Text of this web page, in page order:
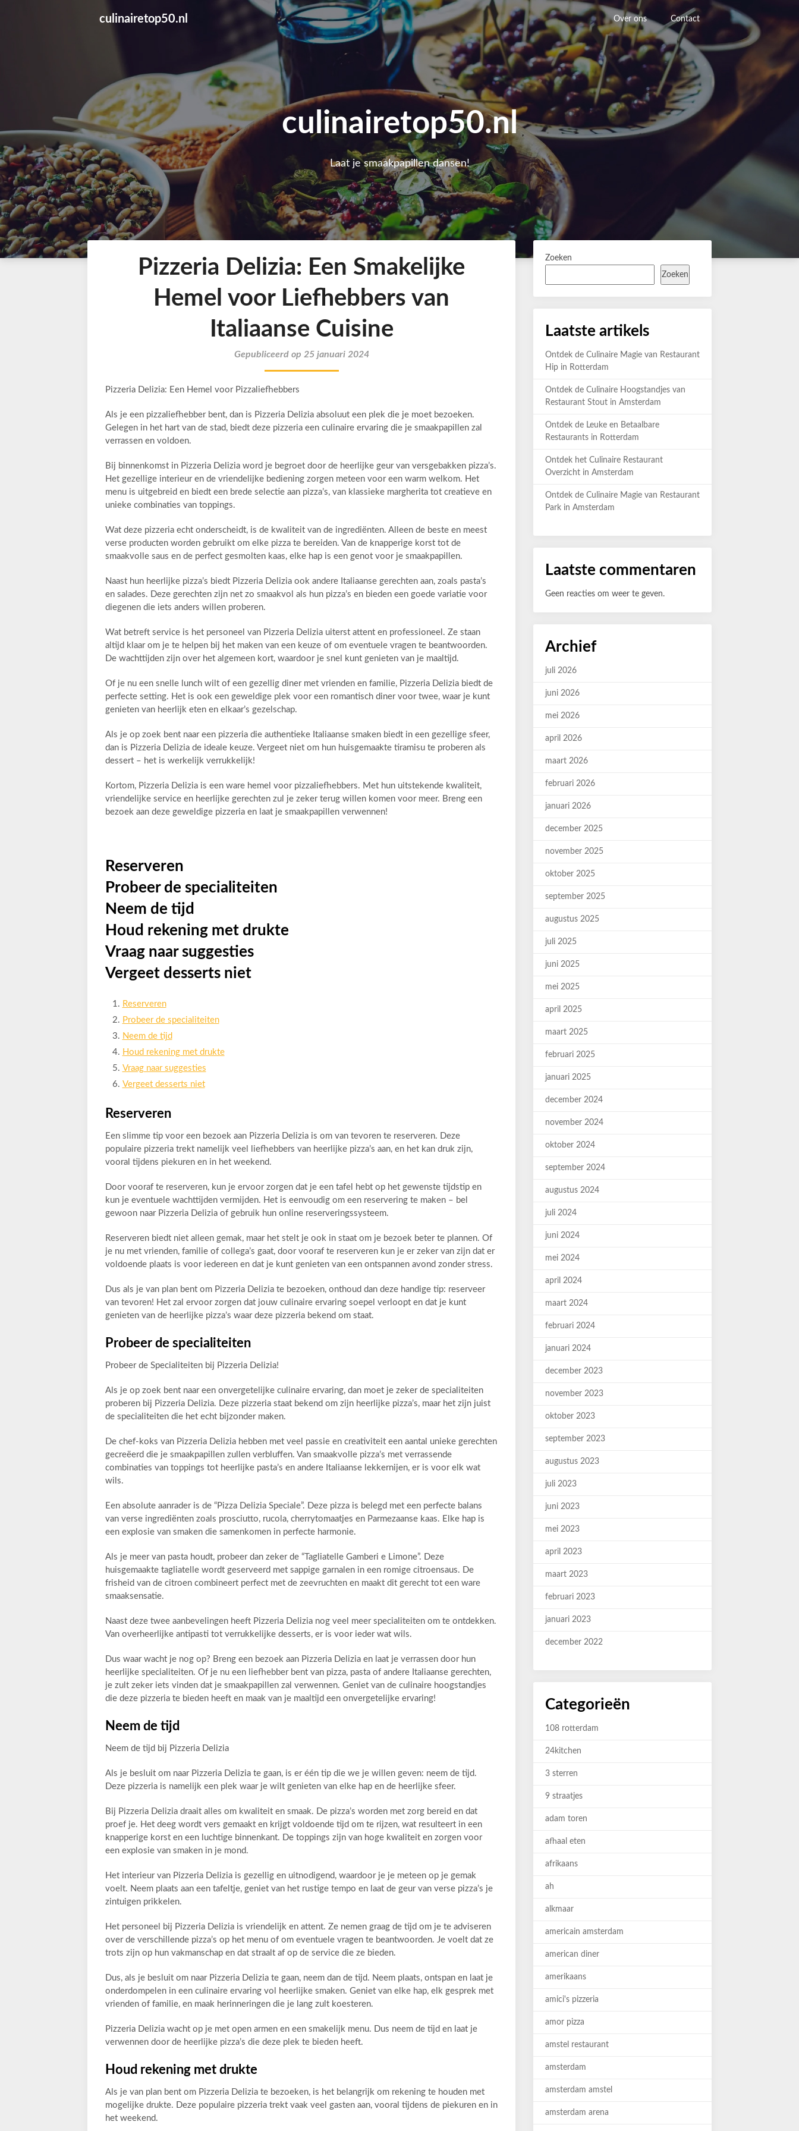
culinairetop50.nl Over ons Contact
culinairetop50.nl
Laat je smaakpapillen dansen!
Pizzeria Delizia: Een Smakelijke
Hemel voor Liefhebbers van
Italiaanse Cuisine
Gepubliceerd op 25 januari 2024
Pizzeria Delizia: Een Hemel voor Pizzaliefhebbers
Als je een pizzaliefhebber bent, dan is Pizzeria Delizia absoluut een plek die je moet bezoeken.
Gelegen in het hart van de stad, biedt deze pizzeria een culinaire ervaring die je smaakpapillen zal
verrassen en voldoen.
Bij binnenkomst in Pizzeria Delizia word je begroet door de heerlijke geur van versgebakken pizza’s.
Het gezellige interieur en de vriendelijke bediening zorgen meteen voor een warm welkom. Het
menu is uitgebreid en biedt een brede selectie aan pizza’s, van klassieke margherita tot creatieve en
unieke combinaties van toppings.
Wat deze pizzeria echt onderscheidt, is de kwaliteit van de ingrediënten. Alleen de beste en meest
verse producten worden gebruikt om elke pizza te bereiden. Van de knapperige korst tot de
smaakvolle saus en de perfect gesmolten kaas, elke hap is een genot voor je smaakpapillen.
Naast hun heerlijke pizza’s biedt Pizzeria Delizia ook andere Italiaanse gerechten aan, zoals pasta’s
en salades. Deze gerechten zijn net zo smaakvol als hun pizza’s en bieden een goede variatie voor
diegenen die iets anders willen proberen.
Wat betreft service is het personeel van Pizzeria Delizia uiterst attent en professioneel. Ze staan
altijd klaar om je te helpen bij het maken van een keuze of om eventuele vragen te beantwoorden.
De wachttijden zijn over het algemeen kort, waardoor je snel kunt genieten van je maaltijd.
Of je nu een snelle lunch wilt of een gezellig diner met vrienden en familie, Pizzeria Delizia biedt de
perfecte setting. Het is ook een geweldige plek voor een romantisch diner voor twee, waar je kunt
genieten van heerlijk eten en elkaar’s gezelschap.
Als je op zoek bent naar een pizzeria die authentieke Italiaanse smaken biedt in een gezellige sfeer,
dan is Pizzeria Delizia de ideale keuze. Vergeet niet om hun huisgemaakte tiramisu te proberen als
dessert – het is werkelijk verrukkelijk!
Kortom, Pizzeria Delizia is een ware hemel voor pizzaliefhebbers. Met hun uitstekende kwaliteit,
vriendelijke service en heerlijke gerechten zul je zeker terug willen komen voor meer. Breng een
bezoek aan deze geweldige pizzeria en laat je smaakpapillen verwennen!
Reserveren
Probeer de specialiteiten
Neem de tijd
Houd rekening met drukte
Vraag naar suggesties
Vergeet desserts niet
Reserveren
Probeer de specialiteiten
Neem de tijd
Houd rekening met drukte
Vraag naar suggesties
Vergeet desserts niet
Reserveren
Een slimme tip voor een bezoek aan Pizzeria Delizia is om van tevoren te reserveren. Deze
populaire pizzeria trekt namelijk veel liefhebbers van heerlijke pizza’s aan, en het kan druk zijn,
vooral tijdens piekuren en in het weekend.
Door vooraf te reserveren, kun je ervoor zorgen dat je een tafel hebt op het gewenste tijdstip en
kun je eventuele wachttijden vermijden. Het is eenvoudig om een ​​reservering te maken – bel
gewoon naar Pizzeria Delizia of gebruik hun online reserveringssysteem.
Reserveren biedt niet alleen gemak, maar het stelt je ook in staat om je bezoek beter te plannen. Of
je nu met vrienden, familie of collega’s gaat, door vooraf te reserveren kun je er zeker van zijn dat er
voldoende plaats is voor iedereen en dat je kunt genieten van een ontspannen avond zonder stress.
Dus als je van plan bent om Pizzeria Delizia te bezoeken, onthoud dan deze handige tip: reserveer
van tevoren! Het zal ervoor zorgen dat jouw culinaire ervaring soepel verloopt en dat je kunt
genieten van de heerlijke pizza’s waar deze pizzeria bekend om staat.
Probeer de specialiteiten
Probeer de Specialiteiten bij Pizzeria Delizia!
Als je op zoek bent naar een onvergetelijke culinaire ervaring, dan moet je zeker de specialiteiten
proberen bij Pizzeria Delizia. Deze pizzeria staat bekend om zijn heerlijke pizza’s, maar het zijn juist
de specialiteiten die het echt bijzonder maken.
De chef-koks van Pizzeria Delizia hebben met veel passie en creativiteit een aantal unieke gerechten
gecreëerd die je smaakpapillen zullen verbluffen. Van smaakvolle pizza’s met verrassende
combinaties van toppings tot heerlijke pasta’s en andere Italiaanse lekkernijen, er is voor elk wat
wils.
Een absolute aanrader is de “Pizza Delizia Speciale”. Deze pizza is belegd met een perfecte balans
van verse ingrediënten zoals prosciutto, rucola, cherrytomaatjes en Parmezaanse kaas. Elke hap is
een explosie van smaken die samenkomen in perfecte harmonie.
Als je meer van pasta houdt, probeer dan zeker de “Tagliatelle Gamberi e Limone”. Deze
huisgemaakte tagliatelle wordt geserveerd met sappige garnalen in een romige citroensaus. De
frisheid van de citroen combineert perfect met de zeevruchten en maakt dit gerecht tot een ware
smaaksensatie.
Naast deze twee aanbevelingen heeft Pizzeria Delizia nog veel meer specialiteiten om te ontdekken.
Van overheerlijke antipasti tot verrukkelijke desserts, er is voor ieder wat wils.
Dus waar wacht je nog op? Breng een bezoek aan Pizzeria Delizia en laat je verrassen door hun
heerlijke specialiteiten. Of je nu een liefhebber bent van pizza, pasta of andere Italiaanse gerechten,
je zult zeker iets vinden dat je smaakpapillen zal verwennen. Geniet van de culinaire hoogstandjes
die deze pizzeria te bieden heeft en maak van je maaltijd een onvergetelijke ervaring!
Neem de tijd
Neem de tijd bij Pizzeria Delizia
Als je besluit om naar Pizzeria Delizia te gaan, is er één tip die we je willen geven: neem de tijd.
Deze pizzeria is namelijk een plek waar je wilt genieten van elke hap en de heerlijke sfeer.
Bij Pizzeria Delizia draait alles om kwaliteit en smaak. De pizza’s worden met zorg bereid en dat
proef je. Het deeg wordt vers gemaakt en krijgt voldoende tijd om te rijzen, wat resulteert in een
knapperige korst en een luchtige binnenkant. De toppings zijn van hoge kwaliteit en zorgen voor
een explosie van smaken in je mond.
Het interieur van Pizzeria Delizia is gezellig en uitnodigend, waardoor je je meteen op je gemak
voelt. Neem plaats aan een tafeltje, geniet van het rustige tempo en laat de geur van verse pizza’s je
zintuigen prikkelen.
Het personeel bij Pizzeria Delizia is vriendelijk en attent. Ze nemen graag de tijd om je te adviseren
over de verschillende pizza’s op het menu of om eventuele vragen te beantwoorden. Je voelt dat ze
trots zijn op hun vakmanschap en dat straalt af op de service die ze bieden.
Dus, als je besluit om naar Pizzeria Delizia te gaan, neem dan de tijd. Neem plaats, ontspan en laat je
onderdompelen in een culinaire ervaring vol heerlijke smaken. Geniet van elke hap, elk gesprek met
vrienden of familie, en maak herinneringen die je lang zult koesteren.
Pizzeria Delizia wacht op je met open armen en een smakelijk menu. Dus neem de tijd en laat je
verwennen door de heerlijke pizza’s die deze plek te bieden heeft.
Houd rekening met drukte
Als je van plan bent om Pizzeria Delizia te bezoeken, is het belangrijk om rekening te houden met
mogelijke drukte. Deze populaire pizzeria trekt vaak veel gasten aan, vooral tijdens de piekuren en in
het weekend.
Zoeken
Zoeken
Laatste artikels
Ontdek de Culinaire Magie van Restaurant
Hip in Rotterdam
Ontdek de Culinaire Hoogstandjes van
Restaurant Stout in Amsterdam
Ontdek de Leuke en Betaalbare
Restaurants in Rotterdam
Ontdek het Culinaire Restaurant
Overzicht in Amsterdam
Ontdek de Culinaire Magie van Restaurant
Park in Amsterdam
Laatste commentaren
Geen reacties om weer te geven.
Archief
juli 2026
juni 2026
mei 2026
april 2026
maart 2026
februari 2026
januari 2026
december 2025
november 2025
oktober 2025
september 2025
augustus 2025
juli 2025
juni 2025
mei 2025
april 2025
maart 2025
februari 2025
januari 2025
december 2024
november 2024
oktober 2024
september 2024
augustus 2024
juli 2024
juni 2024
mei 2024
april 2024
maart 2024
februari 2024
januari 2024
december 2023
november 2023
oktober 2023
september 2023
augustus 2023
juli 2023
juni 2023
mei 2023
april 2023
maart 2023
februari 2023
januari 2023
december 2022
Categorieën
108 rotterdam
24kitchen
3 sterren
9 straatjes
adam toren
afhaal eten
afrikaans
ah
alkmaar
americain amsterdam
american diner
amerikaans
amici's pizzeria
amor pizza
amstel restaurant
amsterdam
amsterdam amstel
amsterdam arena